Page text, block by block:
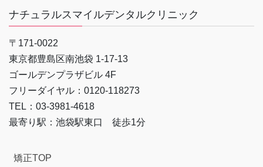
ナチュラルスマイルデンタルクリニック
〒171-0022
東京都豊島区南池袋 1-17-13
ゴールデンプラザビル 4F
フリーダイヤル：0120-118273
TEL：03-3981-4618
最寄り駅：池袋駅東口 徒歩1分
矯正TOP